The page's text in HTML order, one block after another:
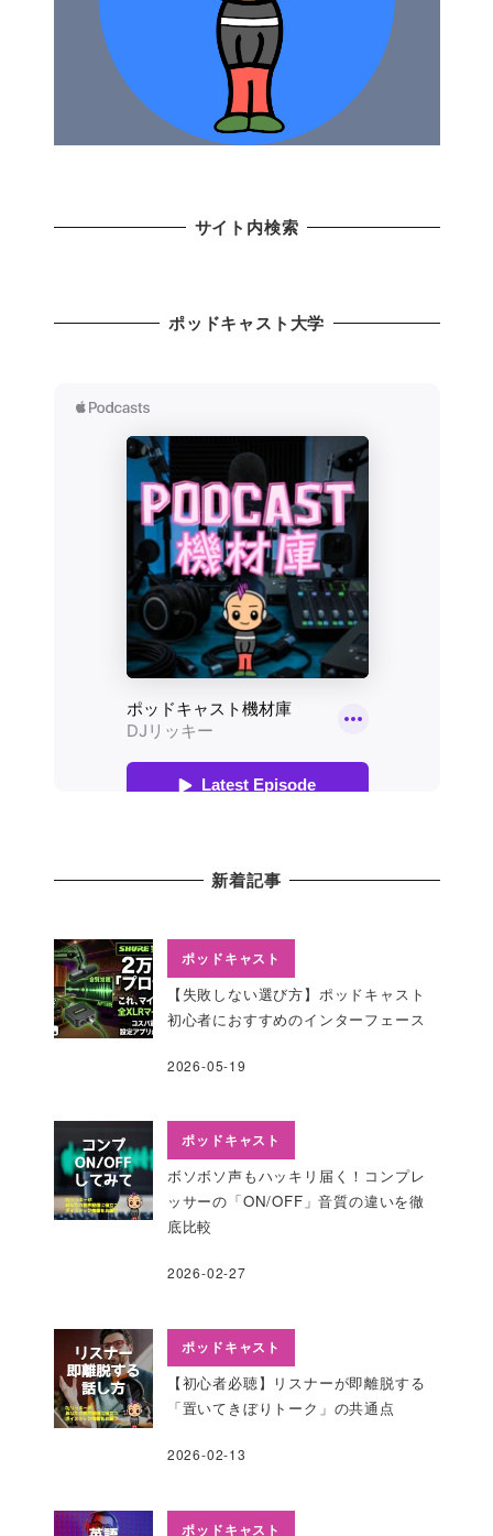
サイト内検索
ポッドキャスト大学
新着記事
ポッドキャスト
【失敗しない選び方】ポッドキャスト
初心者におすすめのインターフェース
2026-05-19
ポッドキャスト
ボソボソ声もハッキリ届く！コンプレ
ッサーの「ON/OFF」音質の違いを徹
底比較
2026-02-27
ポッドキャスト
【初心者必聴】リスナーが即離脱する
「置いてきぼりトーク」の共通点
2026-02-13
ポッドキャスト